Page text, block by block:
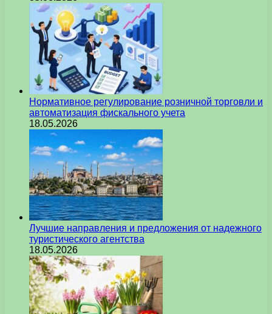
Нормативное регулирование розничной торговли и
автоматизация фискального учета
18.05.2026
Лучшие направления и предложения от надежного
туристического агентства
18.05.2026